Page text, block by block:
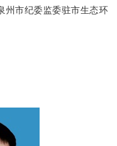
州市纪委监委驻市生态环